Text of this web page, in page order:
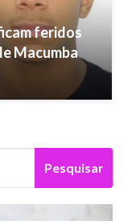
feridos
Macumba
Pesquisar